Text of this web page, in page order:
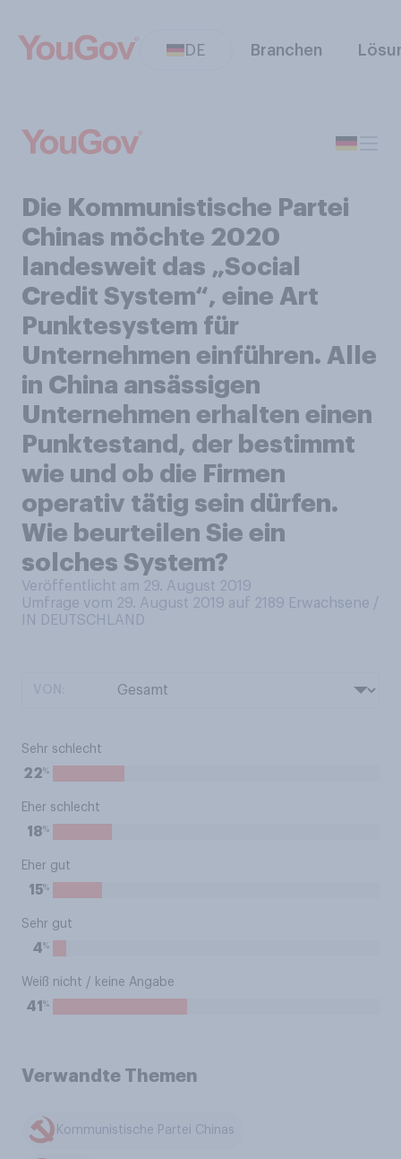
DE Branchen
Die Kommunistische Partei
Chinas möchte 2020
landesweit das „Social
Credit System“, eine Art
Punktesystem für
Unternehmen einführen. Alle
in China ansässigen
Unternehmen erhalten einen
Punktestand, der bestimmt
wie und ob die Firmen
operativ tätig sein dürfen.
Wie beurteilen Sie ein
solches System?
Veröffentlicht am 29. August 2019
Umfrage vom 29. August 2019 auf 2189 Erwachsene /
IN DEUTSCHLAND
Sehr schlecht
22%
Eher schlecht
18%
Eher gut
15%
Sehr gut
4%
Weiß nicht / keine Angabe
41 %
Verwandte Themen
Kommunistische Partei Chinas